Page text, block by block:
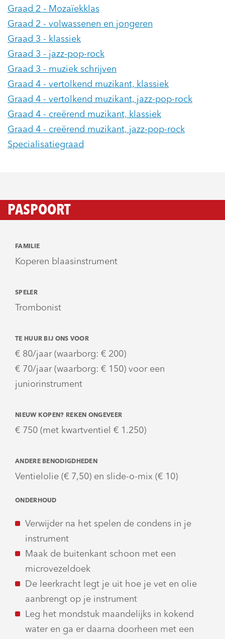
Graad 2 - Mozaïekklas
Graad 2 - volwassenen en jongeren
Graad 3 - klassiek
Graad 3 - jazz-pop-rock
Graad 3 - muziek schrijven
Graad 4 - vertolkend muzikant, klassiek
Graad 4 - vertolkend muzikant, jazz-pop-rock
Graad 4 - creërend muzikant, klassiek
Graad 4 - creërend muzikant, jazz-pop-rock
Specialisatiegraad
PASPOORT
FAMILIE
Koperen blaasinstrument
SPELER
Trombonist
TE HUUR BIJ ONS VOOR
€ 80/jaar (waarborg: € 200)
€ 70/jaar (waarborg: € 150) voor een
juniorinstrument
NIEUW KOPEN? REKEN ONGEVEER
€ 750 (met kwartventiel € 1.250)
ANDERE BENODIGDHEDEN
Ventielolie (€ 7,50) en slide-o-mix (€ 10)
ONDERHOUD
Verwijder na het spelen de condens in je
instrument
Maak de buitenkant schoon met een
microvezeldoek
De leerkracht legt je uit hoe je vet en olie
aanbrengt op je instrument
Leg het mondstuk maandelijks in kokend
water en ga er daarna doorheen met een